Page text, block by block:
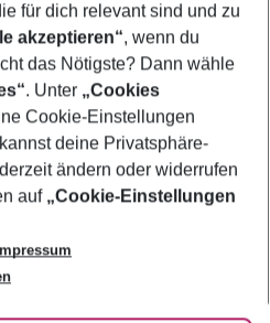
für dich relevant sind und zu
akzeptieren“, wenn du
das Nötigste? Dann wähle
. Unter „Cookies
Cookie-Einstellungen
deine Privatsphäre-
ändern oder widerrufen
auf „Cookie-Einstellungen